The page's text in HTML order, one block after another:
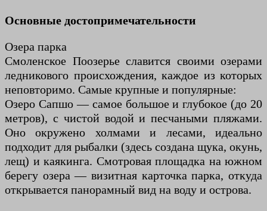
Основные достопримечательности
Озера парка
Смоленское Поозерье славится своими озерами
ледникового происхождения, каждое из которых
неповторимо. Самые крупные и популярные:
Озеро Сапшо — самое большое и глубокое (до 20
метров), с чистой водой и песчаными пляжами.
Оно окружено холмами и лесами, идеально
подходит для рыбалки (здесь создана щука, окунь,
лещ) и каякинга. Смотровая площадка на южном
берегу озера — визитная карточка парка, откуда
открывается панорамный вид на воду и острова.